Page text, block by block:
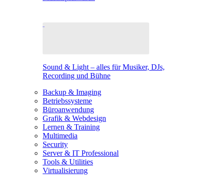
Sound & Light – alles für Musiker, DJs,
Recording und Bühne
Backup & Imaging
Betriebssysteme
Büroanwendung
Grafik & Webdesign
Lernen & Training
Multimedia
Security
Server & IT Professional
Tools & Utilities
Virtualisierung